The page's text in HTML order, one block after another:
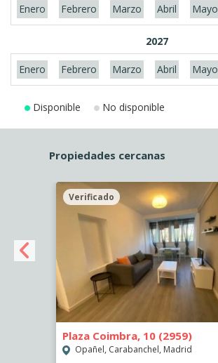
Enero Febrero Marzo Abril Mayo
2027
Enero Febrero Marzo Abril Mayo
Disponible No disponible
Propiedades cercanas
Verificado
Plaza Coimbra, 10 (2959)
Opañel, Carabanchel, Madrid